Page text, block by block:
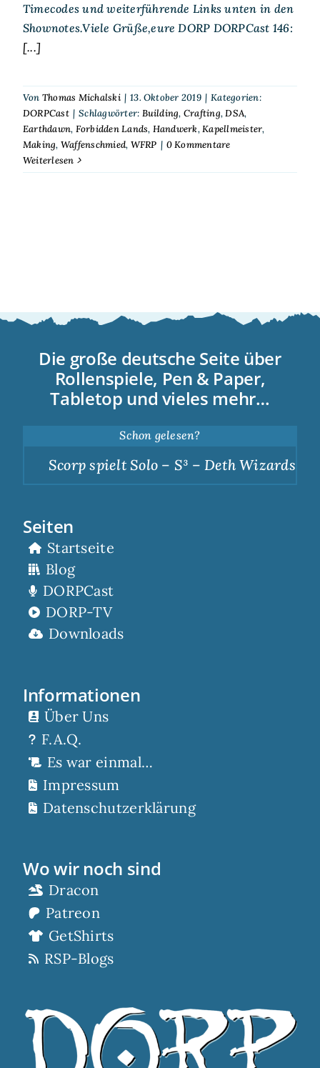
Timecodes und weiterführende Links unten in den
Shownotes.Viele Grüße,eure DORP DORPCast 146:
[...]
Von Thomas Michalski | 13. Oktober 2019 | Kategorien:
DORPCast | Schlagwörter: Building, Crafting,DSA,
Earthdawn, Forbidden Lands, Handwerk,Kapellmeister,
Making, Waffenschmied, WFRP | 0 Kommentare
Weiterlesen
Die große deutsche Seite über
Rollenspiele, Pen & Paper,
Tabletop und vieles mehr…
Schon gelesen?
Scorp spielt Solo – S³ – Deth Wizards –
Seiten
Startseite
Blog
DORPCast
DORP-TV
Downloads
Informationen
Über Uns
F.A.Q.
Es war einmal…
Impressum
Datenschutzerklärung
Wo wir noch sind
Dracon
Patreon
GetShirts
RSP-Blogs